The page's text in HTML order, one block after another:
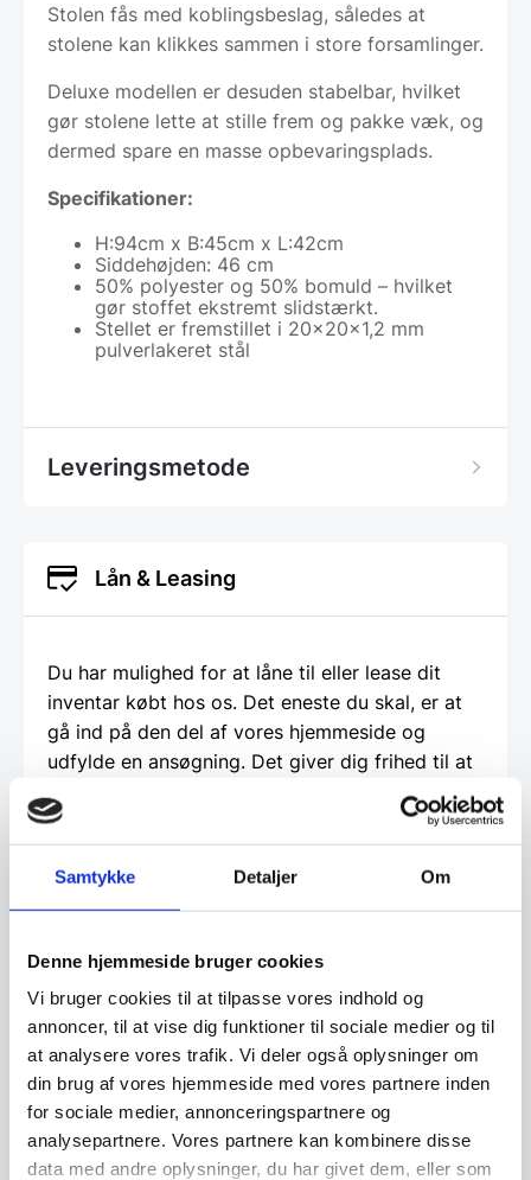
Samtykke Detaljer Om
Denne hjemmeside bruger cookies
Vi bruger cookies til at tilpasse vores indhold og
annoncer, til at vise dig funktioner til sociale medier og til
at analysere vores trafik. Vi deler også oplysninger om
din brug af vores hjemmeside med vores partnere inden
for sociale medier, annonceringspartnere og
analysepartnere. Vores partnere kan kombinere disse
data med andre oplysninger, du har givet dem, eller som
Stolen fås med koblingsbeslag, således at
stolene kan klikkes sammen i store forsamlinger.
Deluxe modellen er desuden stabelbar, hvilket
gør stolene lette at stille frem og pakke væk, og
dermed spare en masse opbevaringsplads.
Specifikationer:
H:94cm x B:45cm x L:42cm
Siddehøjden: 46 cm
50% polyester og 50% bomuld – hvilket
gør stoffet ekstremt slidstærkt.
Stellet er fremstillet i 20x20x1,2 mm
pulverlakeret stål
Leveringsmetode
Lån & Leasing
Du har mulighed for at låne til eller lease dit
inventar købt hos os. Det eneste du skal, er at
gå ind på den del af vores hjemmeside og
udfylde en ansøgning. Det giver dig frihed til at
bruge dine penge på den daglige drift istedet
for inventar. Det giver dig også mulighed for
måske at lave netop den indretning du har
drømt om, men som måske er for dyr, hvis du
skulle betale den kontant. Vi hos
økonomisk interesse i at tilbyde dig dette ud
over vi finder det en god service. Og al
låntagning og leasing foregår direkte imellem
dig som kunde og en tredjepartner, som vi hos
restaurantinventar.dkhar udvalgt til at tilbyde
denne service.